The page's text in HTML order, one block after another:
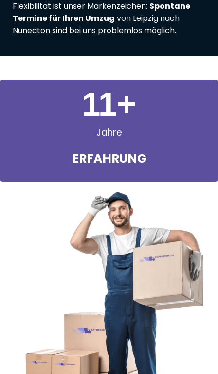
Flexibilität ist unser Markenzeichen: Spontane
Termine für Ihren Umzug von Leipzig nach
Nuneaton sind bei uns problemlos möglich.
Jahre
ERFAHRUNG
11+